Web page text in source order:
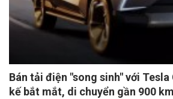
Bán tải điện "song sinh" với
kế bắt mắt, di chuyển gần 900